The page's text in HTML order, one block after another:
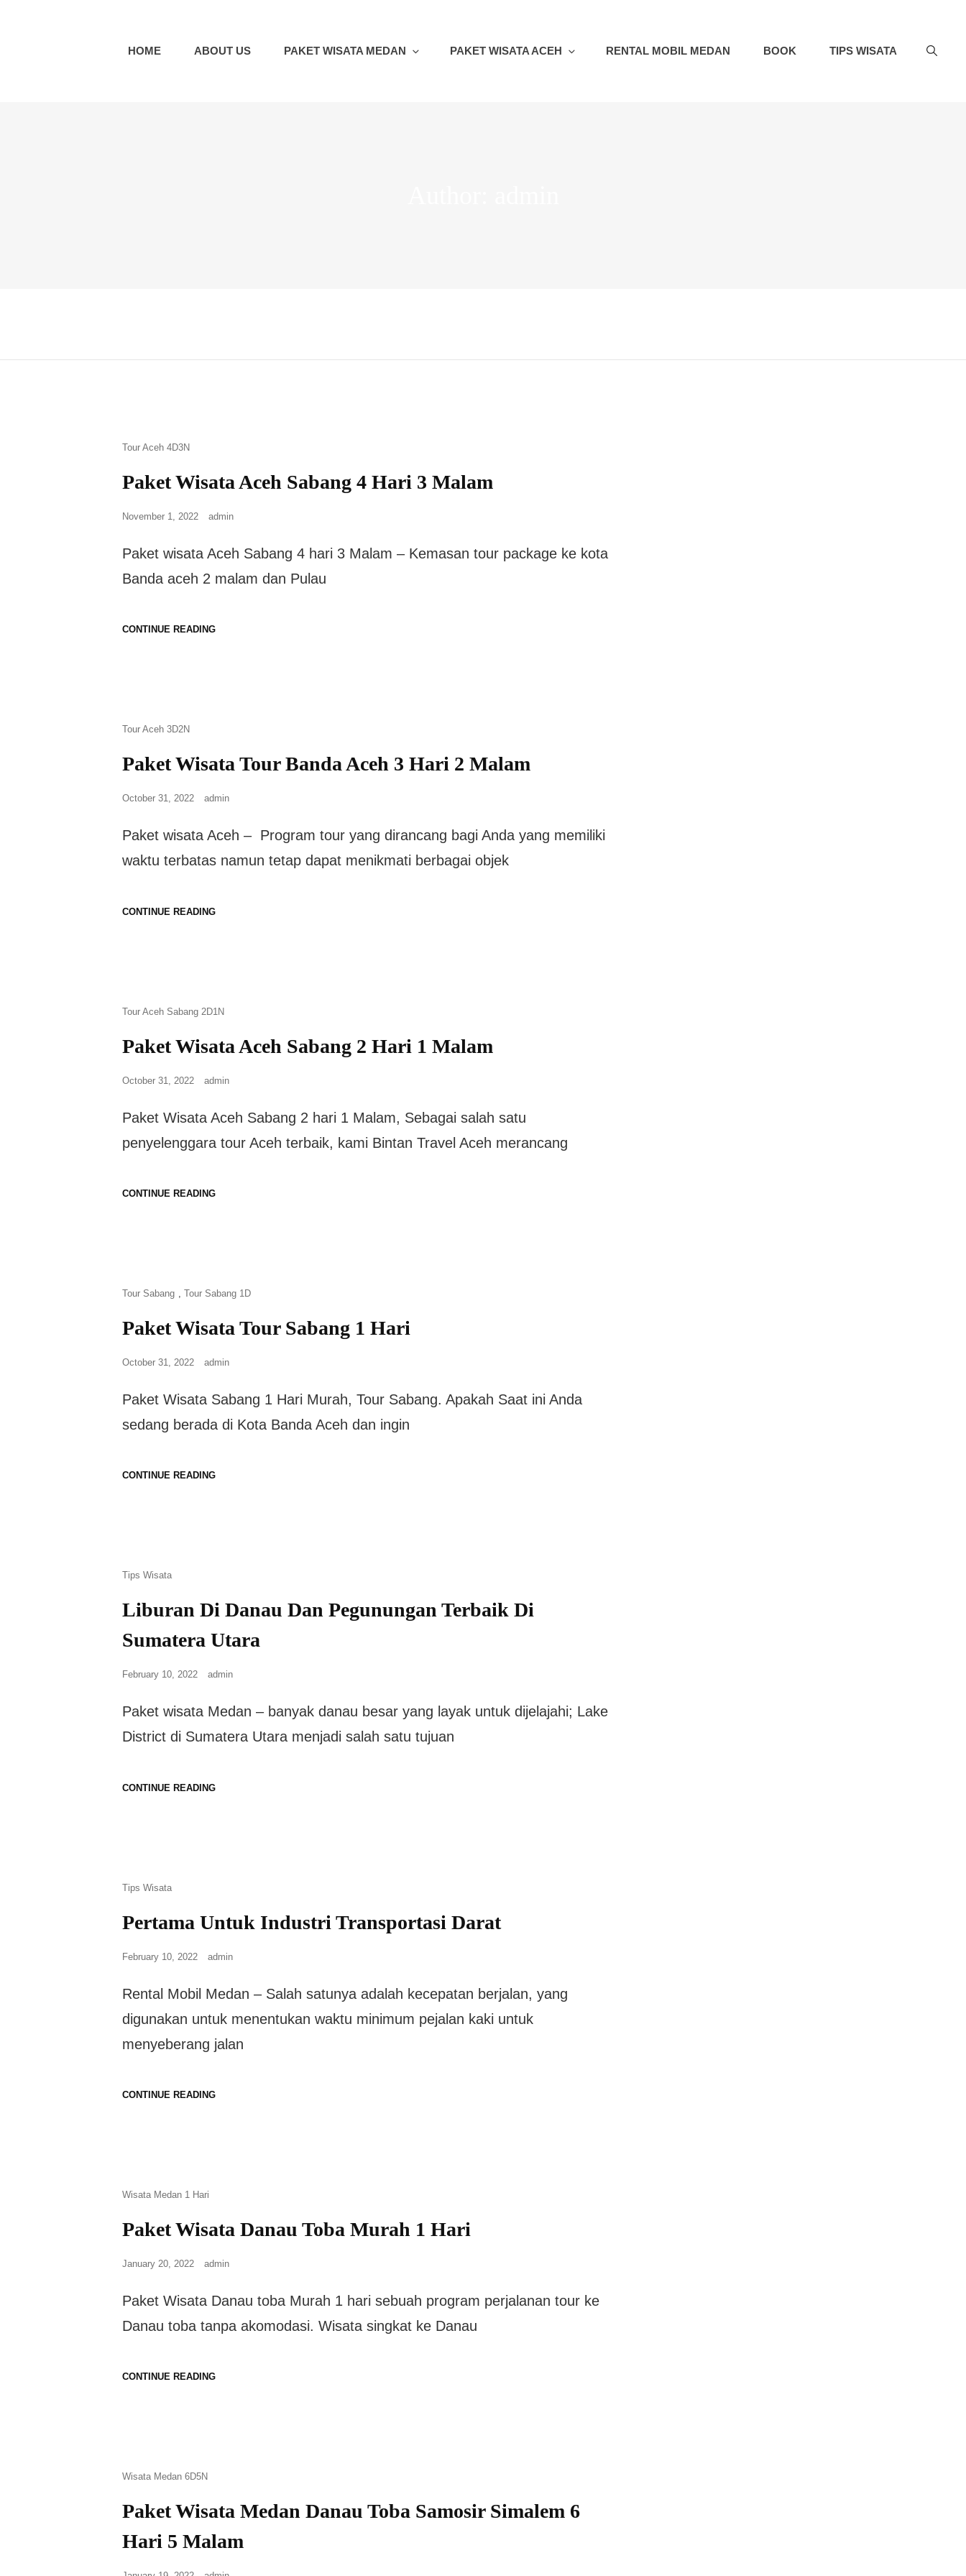
HOME ABOUT US PAKET WISATA MEDAN PAKET WISATA ACEH RENTAL MOBIL MEDAN BOOK TIPS WISATA
Tour Aceh 4D3N
Paket Wisata Aceh Sabang 4 Hari 3 Malam
November 1, 2022 admin
Paket wisata Aceh Sabang 4 hari 3 Malam – Kemasan tour package ke kota
Banda aceh 2 malam dan Pulau
CONTINUE READING
Tour Aceh 3D2N
Paket Wisata Tour Banda Aceh 3 Hari 2 Malam
October 31, 2022 admin
Paket wisata Aceh – Program tour yang dirancang bagi Anda yang memiliki
waktu terbatas namun tetap dapat menikmati berbagai objek
CONTINUE READING
Tour Aceh Sabang 2D1N
Paket Wisata Aceh Sabang 2 Hari 1 Malam
October 31, 2022 admin
Paket Wisata Aceh Sabang 2 hari 1 Malam, Sebagai salah satu
penyelenggara tour Aceh terbaik, kami Bintan Travel Aceh merancang
CONTINUE READING
Tour Sabang Tour Sabang 1D
Paket Wisata Tour Sabang 1 Hari
October 31, 2022 admin
Paket Wisata Sabang 1 Hari Murah, Tour Sabang. Apakah Saat ini Anda
sedang berada di Kota Banda Aceh dan ingin
CONTINUE READING
Tips Wisata
Liburan Di Danau Dan Pegunungan Terbaik Di
Sumatera Utara
February 10, 2022 admin
Paket wisata Medan – banyak danau besar yang layak untuk dijelajahi; Lake
District di Sumatera Utara menjadi salah satu tujuan
CONTINUE READING
Tips Wisata
Pertama Untuk Industri Transportasi Darat
February 10, 2022 admin
Rental Mobil Medan – Salah satunya adalah kecepatan berjalan, yang
digunakan untuk menentukan waktu minimum pejalan kaki untuk
menyeberang jalan
CONTINUE READING
Wisata Medan 1 Hari
Paket Wisata Danau Toba Murah 1 Hari
January 20, 2022 admin
Paket Wisata Danau toba Murah 1 hari sebuah program perjalanan tour ke
Danau toba tanpa akomodasi. Wisata singkat ke Danau
CONTINUE READING
Wisata Medan 6D5N
Paket Wisata Medan Danau Toba Samosir Simalem 6
Hari 5 Malam